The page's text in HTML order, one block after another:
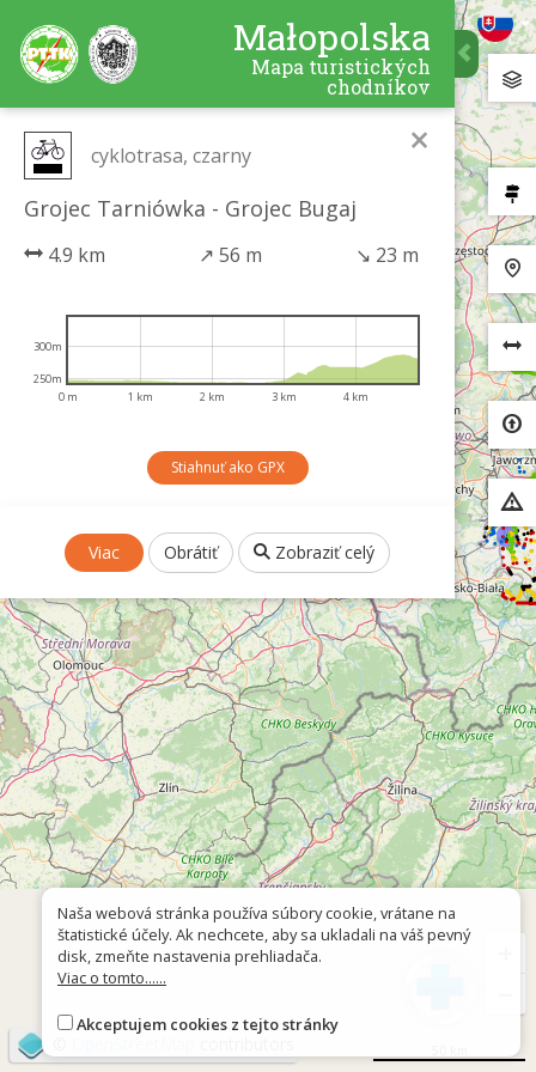
Małopolska
Mapa turistických
chodníkov
×
cyklotrasa, czarny
Grojec Tarniówka - Grojec Bugaj
4.9 km ↗ 56 m ↘ 23 m
0 m 1 km 2 km 3 km 4 km
250m
300m
Stiahnuť ako GPX
Viac Obrátiť Zobraziť celý
Naša webová stránka používa súbory cookie, vrátane na
štatistické účely. Ak nechcete, aby sa ukladali na váš pevný
disk, zmeňte nastavenia prehliadača.
Viac o tomto......
Akceptujem cookies z tejto stránky